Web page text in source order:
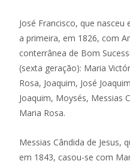
José Francisco, que
a primeira, em 1826, com
conterrânea de Bom
(sexta geração): Maria
Rosa, Joaquim, José
Joaquim, Moysés, Messias
Maria Rosa.
Messias Cândida de Jesus,
em 1843, casou-se com